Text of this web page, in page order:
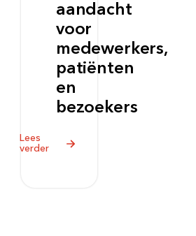
aandacht
voor
medewerkers,
patiënten
en
bezoekers
Lees
verder